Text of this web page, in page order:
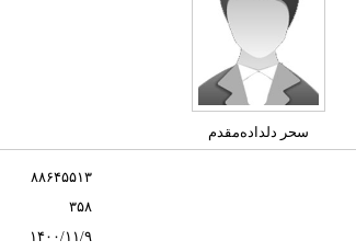
سحر دلداده‌مقدم
۸۸۶۴۵۵۱۳
۳۵۸
۱۴۰۰/۱۱/۹